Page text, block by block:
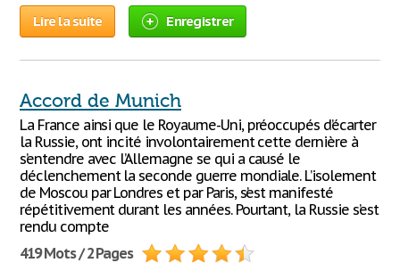
Lire la suite Enregistrer
Accord de Munich
La France ainsi que le Royaume-Uni, préoccupés d’écarter
la Russie, ont incité involontairement cette dernière à
s’entendre avec l’Allemagne se qui a causé le
déclenchement la seconde guerre mondiale. L’isolement
de Moscou par Londres et par Paris, s’est manifesté
répétitivement durant les années. Pourtant, la Russie s’est
rendu compte
419 Mots / 2 Pages